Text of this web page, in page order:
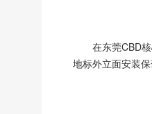
在东莞CBD
地标外立面安装保